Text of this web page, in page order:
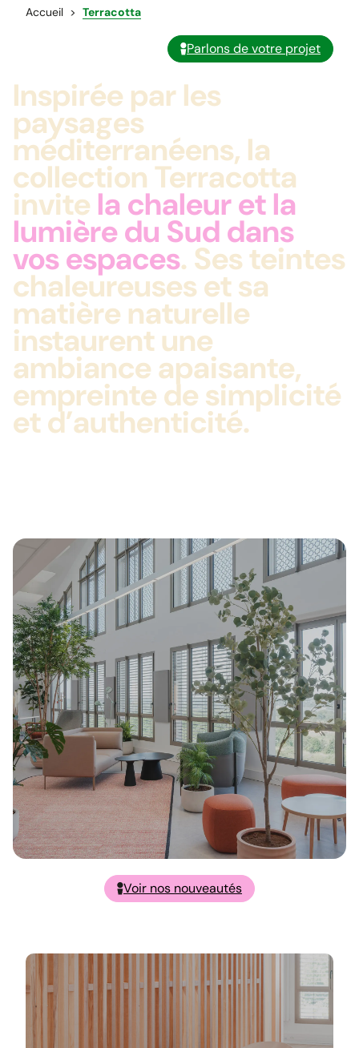
Accueil Terracotta
Parlons de votre projet
Inspirée par les
paysages
méditerranéens, la
collection Terracotta
invite la chaleur et la
lumière du Sud dans
vos espaces. Ses teintes
chaleureuses et sa
matière naturelle
instaurent une
ambiance apaisante,
empreinte de simplicité
et d’authenticité.
Voir nos nouveautés